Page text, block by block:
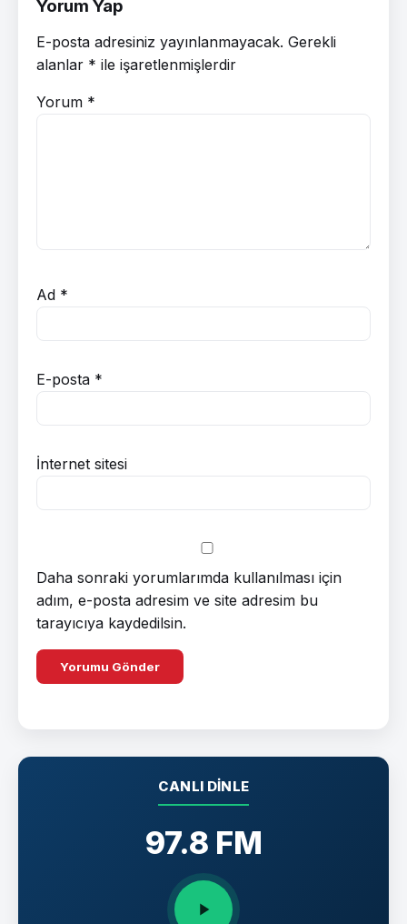
Yorum Yap
E-posta adresiniz yayınlanmayacak. Gerekli
alanlar * ile işaretlenmişlerdir
Yorum *
Ad *
E-posta *
İnternet sitesi
Daha sonraki yorumlarımda kullanılması için
adım, e-posta adresim ve site adresim bu
tarayıcıya kaydedilsin.
CANLI DINLE
97.8 FM